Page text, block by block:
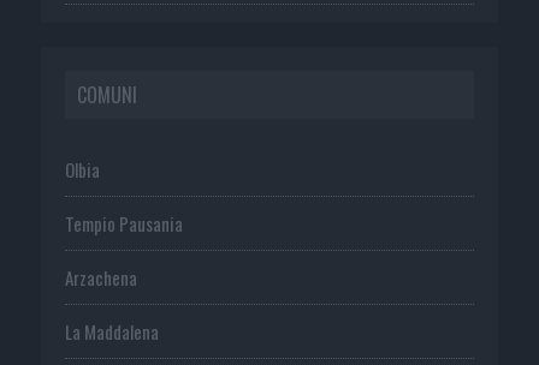
COMUNI
Olbia
Tempio Pausania
Arzachena
La Maddalena